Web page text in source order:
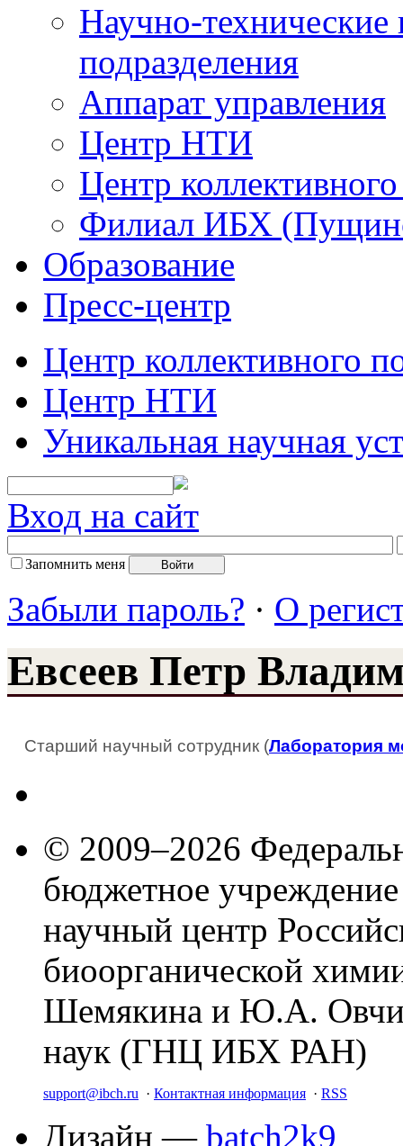
Научно-технические
подразделения
Аппарат управления
Центр НТИ
Центр
Филиал ИБХ
Образование
Пресс-центр
Центр коллективного
Центр НТИ
Уникальная научная
Вход на сайт
Запомнить меня
Забыли пароль? · О
Евсеев Петр
Старший научный сотрудник (Лаборатория
© 2009–2026
бюджетное
научный центр
биоорганической
Шемякина и Ю.А.
наук (ГНЦ ИБХ РАН)
support@ibch.ru · Контактная информация · RSS
Дизайн — batch2k9